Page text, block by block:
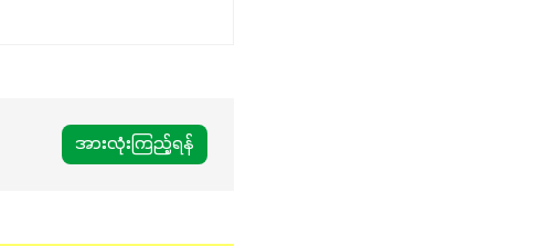
အားလုံးကြည့်ရန်